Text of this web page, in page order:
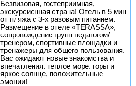
Безвизовая, гостеприимная,
экскурсионная страна! Отель в 5 мин
от пляжа с 3-х разовым питанием.
Размещение в отеле «TERASSA»,
сопровождение групп педагогом/
тренером, спортивные площадки и
тренажеры для общего пользования.
Вас ожидают новые знакомства и
впечатления, теплое море, горы и
яркое солнце, положительные
эмоции!